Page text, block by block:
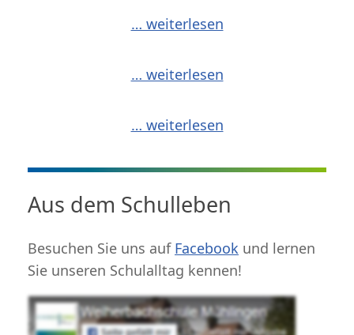
… weiterlesen
… weiterlesen
… weiterlesen
Aus dem Schulleben
Besuchen Sie uns auf Facebook und lernen
Sie unseren Schulalltag kennen!